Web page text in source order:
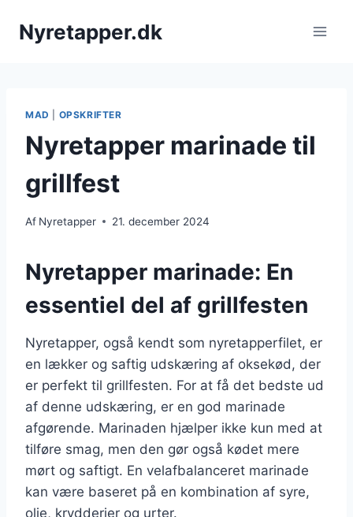
Nyretapper.dk
MAD OPSKRIFTER
Nyretapper marinade til
grillfest
Af Nyretapper 21. december 2024
Nyretapper marinade: En
essentiel del af grillfesten
Nyretapper, også kendt som nyretapperfilet, er
en lækker og saftig udskæring af oksekød, der
er perfekt til grillfesten. For at få det bedste ud
af denne udskæring, er en god marinade
afgørende. Marinaden hjælper ikke kun med at
tilføre smag, men den gør også kødet mere
mørt og saftigt. En velafbalanceret marinade
kan være baseret på en kombination af syre,
olie, krydderier og urter.